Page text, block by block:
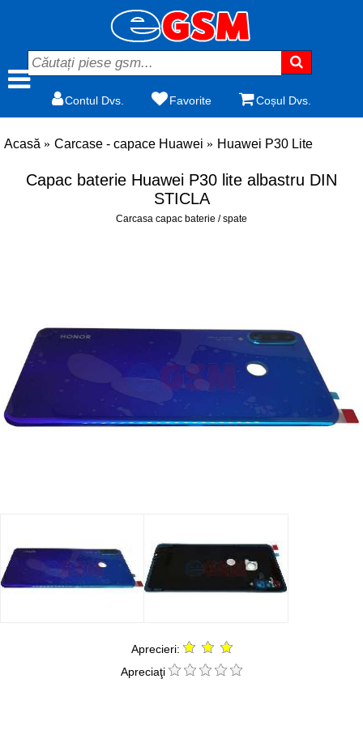
Contul Dvs. Favorite Coșul Dvs.
Acasă Carcase - capace Huawei Huawei P30 Lite
Capac baterie Huawei P30 lite albastru DIN
STICLA
Carcasa capac baterie / spate
Aprecieri:
Apreciaţi